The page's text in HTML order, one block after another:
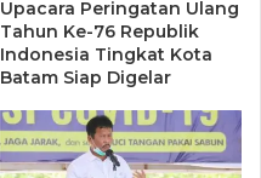
Upacara Peringatan Ulang
Tahun Ke-76 Republik
Indonesia Tingkat Kota
Batam Siap Digelar